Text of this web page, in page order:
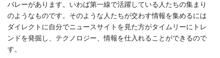
バレーがあります。いわば第一線で活躍している人たちの集まり
のようなものです。そのような人たちが交わす情報を集めるには
ダイレクトに自分でニュースサイトを見た方がタイムリーにトレ
ンドを発掘し、テクノロジー、情報を仕入れることができるので
す。